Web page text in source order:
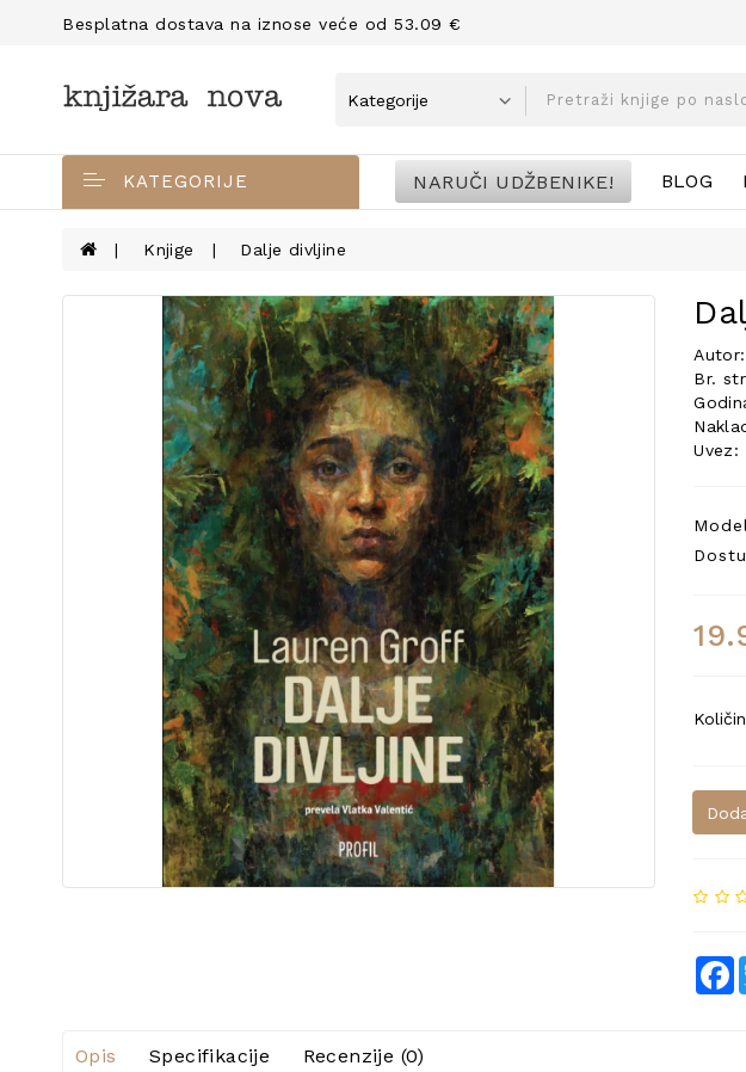
Besplatna dostava na iznose veće od 53.09 €
KATEGORIJE NARUČI UDŽBENIKE! BLOG
Knjige Dalje divljine
Br.
Uvez:
Opis Specifikacije Recenzije (0)